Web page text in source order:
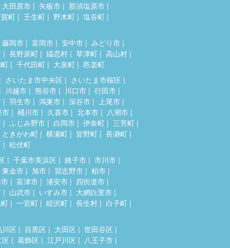
大田原市
矢板市
那須塩原市
町
壬生町 野木町 塩谷町
藤岡市 富岡市 安中市
みどり市
長野原町 嬬恋村 草津町
高山村
千代田町 大泉町
邑楽町
さいたま市中央区
さいたま市桜区
川越市
熊谷市 川口市
行田市
羽生市 鴻巣市 深谷市
上尾市
市
桶川市 久喜市 北本市
八潮市
ふじみ野市 白岡市 伊奈町
三芳町
ときがわ町
横瀬町 皆野町
長瀞町
松伏町
千葉市美浜区 銚子市
市川市
東金市
旭市 習志野市
柏市
富津市 浦安市
四街道市
山武市 いすみ市
大網白里市
一宮町 睦沢町 長生村 白子町
川区 目黒区 大田区
世田谷区
葛飾区 江戸川区
八王子市